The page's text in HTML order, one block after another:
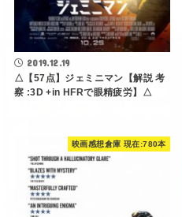
2019.12.19
△【57点】ジェミニマン【解説 考
察 :3D +in HFRで眼精疲労】△
映画感想倉庫 現在:780本